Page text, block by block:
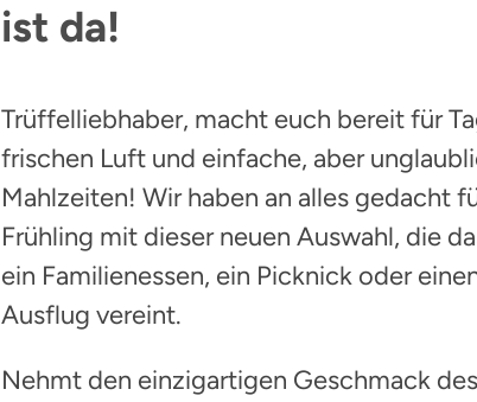
ist da!
Trüffelliebhaber, macht euch bereit für
frischen Luft und einfache, aber
Mahlzeiten! Wir haben an alles gedacht
Frühling mit dieser neuen Auswahl, die
ein Familienessen, ein Picknick oder
Ausflug vereint.
Nehmt den einzigartigen Geschmack